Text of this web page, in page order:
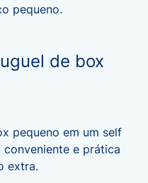
pequeno.
de box
pequeno em um self
e prática
extra.